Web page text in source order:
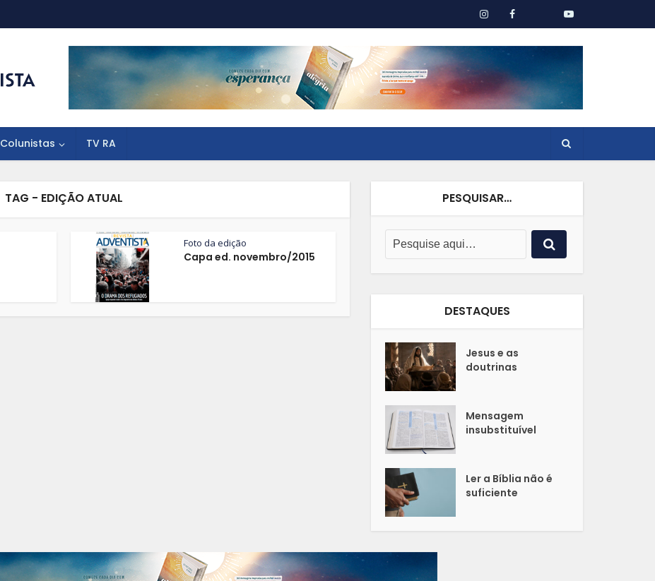
Colunistas TV RA
TAG - EDIÇÃO ATUAL
Foto da edição
Capa ed. novembro/2015
PESQUISAR…
DESTAQUES
Jesus e as
doutrinas
Mensagem
insubstituível
Ler a Bíblia não é
suficiente